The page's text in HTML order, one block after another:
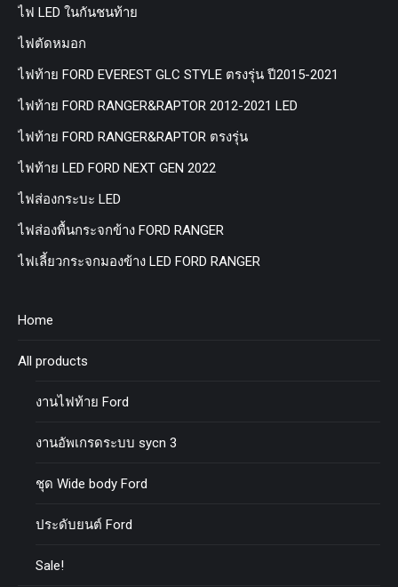
ไฟ LED ในกันชนท้าย
ไฟตัดหมอก
ไฟท้าย FORD EVEREST GLC STYLE ตรงรุ่น ปี2015-2021
ไฟท้าย FORD RANGER&RAPTOR 2012-2021 LED
ไฟท้าย FORD RANGER&RAPTOR ตรงรุ่น
ไฟท้าย LED FORD NEXT GEN 2022
ไฟส่องกระบะ LED
ไฟส่องพื้นกระจกข้าง FORD RANGER
ไฟเลี้ยวกระจกมองข้าง LED FORD RANGER
Home
All products
งานไฟท้าย Ford
งานอัพเกรดระบบ sycn 3
ชุด Wide body Ford
ประดับยนต์ Ford
Sale!